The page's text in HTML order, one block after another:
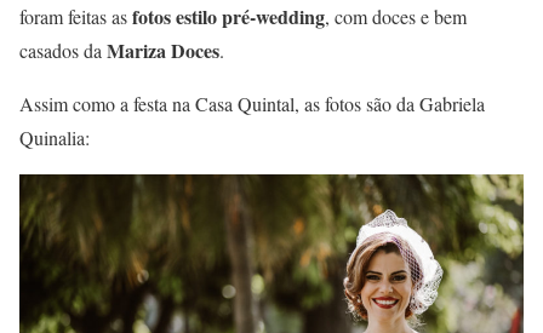
foram feitas asfotos estilo pré-wedding, com doces e bem
casados da Mariza Doces.
Assim como a festa na Casa Quintal, as fotos são da Gabriela
Quinalia: